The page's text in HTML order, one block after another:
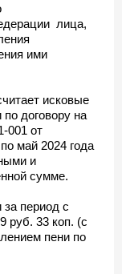
лица,
ими
исковые
договору на
001 от
май 2024 года
и
сумме.
за период с
руб. 33 коп. (с
пени по